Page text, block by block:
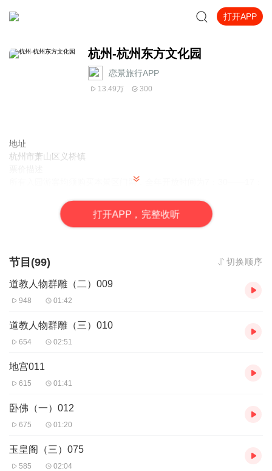
打开APP
杭州-杭州东方文化园
恋景旅行APP
13.49万 300
地址
杭州市萧山区义桥镇
所有入园游客均须购买本景区门票，全年开放时间为7：30——17：
10：30—10：50、13：00—13：20 、14：30—14：50。以上时
间如有变动，以景区当天公告为准。 本景区门票实行联票多点检
07:30 - 17:00
乘车信息
驾车路线 ①上海出发：市区—沪杭高速—杭州绕城高速—萧山出口
—江南大道—东信大道—浦沿路—景区。 杭州出发：市区—钱江一
发：杭宁高速—杭州绕城高速—江南大道—东信大道—浦沿路—景
区。 ②1、过钱江一桥(钱塘江大桥)——江南大道——东信大道——
浦沿路——往闻堰、义桥方向直达景区、酒店； 2、过钱江二桥(彭
埠大桥)——通惠路——亚太路——万达路直达景区、酒店； 3、过
钱江三桥(西兴大桥)——江南大道——东信大道——浦沿路往闻堰、
义桥方向直达景区、酒店； 4、过钱江四桥(复兴大桥)——时代大道
客：上海、苏南、浙江等地游客走杭州绕城南线高速义桥出口，右
行1公里 乘车路线 上海出发：上海南站做火车或汽车到杭州，在火
发：南京汽车站乘火车或汽车到杭州，然后换乘市内交通或打的到
景区。 市内交通：杭州公交总管塘522路、汽车南站322路、城站火
打开APP，完整收听
节目(99) 切换顺序
道教人物群雕（二）009
948 01:42
道教人物群雕（三）010
654 02:51
地宫011
615 01:41
卧佛（一）012
675 01:20
玉皇阁（三）075
585 02:04